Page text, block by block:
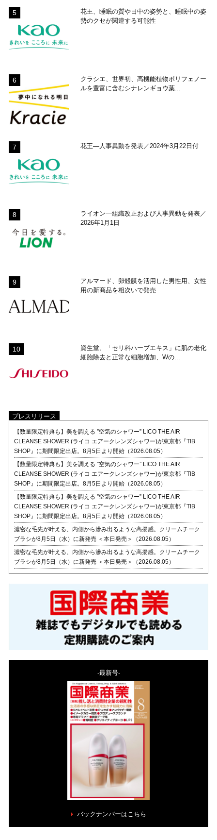
花王、睡眠の質や日中の姿勢と、睡眠中の姿
勢のクセが関連する可能性
クラシエ、世界初、高機能植物ポリフェノー
ルを豊富に含むシナレンギョウ葉...
花王―人事異動を発表／2024年3月22日付
ライオン―組織改正および人事異動を発表／
2026年1月1日
アルマード、卵殻膜を活用した男性用、女性
用の新商品を相次いで発売
資生堂、「セリ科ハーブエキス」に肌の老化
細胞除去と正常な細胞増加、Wの...
プレスリリース
【数量限定特典も】美を調える ”空気のシャワー” LICO THE AIR
CLEANSE SHOWER (ライコ エアークレンズシャワー)が東京都『TIB
SHOP』に期間限定出店。8月5日より開始（2026.08.05）
【数量限定特典も】美を調える ”空気のシャワー” LICO THE AIR
CLEANSE SHOWER (ライコ エアークレンズシャワー)が東京都『TIB
SHOP』に期間限定出店。8月5日より開始（2026.08.05）
【数量限定特典も】美を調える ”空気のシャワー” LICO THE AIR
CLEANSE SHOWER (ライコ エアークレンズシャワー)が東京都『TIB
SHOP』に期間限定出店。8月5日より開始（2026.08.05）
濃密な毛先が叶える、内側から滲み出るような高揚感。クリームチーク
ブラシが8月5日（水）に新発売 ＜本日発売＞（2026.08.05）
濃密な毛先が叶える、内側から滲み出るような高揚感。クリームチーク
ブラシが8月5日（水）に新発売 ＜本日発売＞（2026.08.05）
-最新号-
バックナンバーはこちら